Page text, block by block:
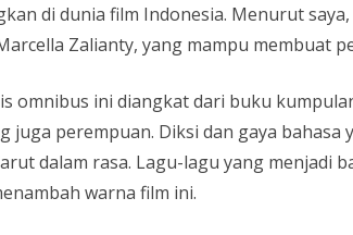
di dunia film Indonesia. Menurut
Zalianty, yang mampu membuat
omnibus ini diangkat dari buku
juga perempuan. Diksi dan gaya
dalam rasa. Lagu-lagu yang menjadi
warna film ini.